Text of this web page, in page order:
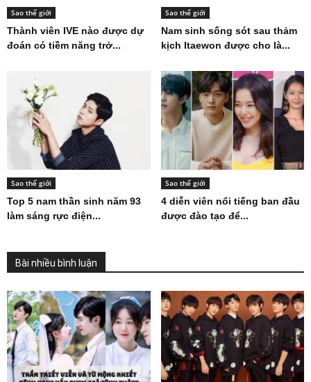
Sao thế giới
Thành viên IVE nào được dự
đoán có tiềm năng trở...
Sao thế giới
Nam sinh sống sót sau thảm
kịch Itaewon được cho là...
Sao thế giới
Top 5 nam thần sinh năm 93
làm sáng rực điện...
Sao thế giới
4 diễn viên nổi tiếng ban đầu
được đào tạo để...
Bài nhiều bình luận